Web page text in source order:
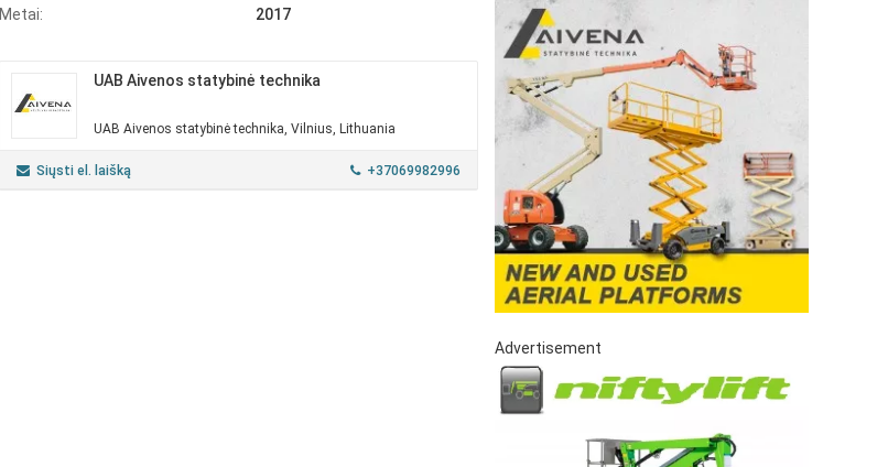
Metai:
2017
UAB Aivenos statybinė technika
UAB Aivenos statybinė technika, Vilnius, Lithuania
Siųsti el. laišką +37069982996
Advertisement